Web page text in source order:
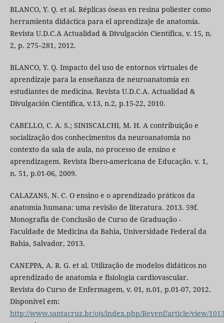
BLANCO, Y. Q. et al. Réplicas óseas en resina poliester como
herramienta didáctica para el aprendizaje de anatomía.
Revista U.D.C.A Actualidad & Divulgación Científica, v. 15, n.
2, p. 275–281, 2012.
BLANCO, Y. Q. Impacto del uso de entornos virtuales de
aprendizaje para la enseñanza de neuroanatomía en
estudiantes de medicina. Revista U.D.C.A. Actualidad &
Divulgación Científica, v.13, n.2, p.15-22, 2010.
CABELLO, C. A. S.; SINISCALCHI, M. H. A contribuição e
socialização dos conhecimentos da neuroanatomia no
contexto da sala de aula, no processo de ensino e
aprendizagem. Revista Íbero-americana de Educação. v. 1,
n. 51, p.01-06, 2009.
CALAZANS, N. C. O ensino e o aprendizado práticos da
anatomia humana: uma revisão de literatura. 2013. 59f.
Monografia de Conclusão de Curso de Graduação -
Faculdade de Medicina da Bahia, Universidade Federal da
Bahia, Salvador, 2013.
CANEPPA, A. R. G. et al. Utilização de modelos didáticos no
aprendizado de anatomia e fisiologia cardiovascular.
Revista do Curso de Enfermagem, v. 01, n.01, p.01-07, 2012.
Disponível em:
http://www.santacruz.br/ojs/index.php/Revenf/article/view/